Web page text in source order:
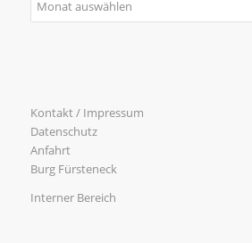
Kontakt / Impressum
Datenschutz
Anfahrt
Burg Fürsteneck
Interner Bereich